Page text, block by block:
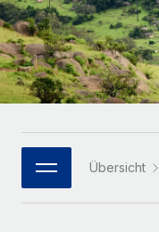
Remote
Nahtlose
Plattform
Integrierte HR-
MCP
Integrationen
vergrößern
Enterprise
Globale HR für
PARTNER WERDEN
Flexible
Forschung und
Fallstudien
HR-Glossar
Bibliothek für
Webinare
Italiano
Português (Portugal)
한국어 Übersicht